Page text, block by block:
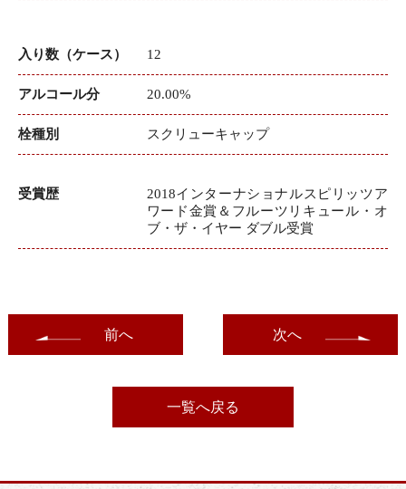
入り数（ケース） 12
アルコール分 20.00%
栓種別 スクリューキャップ
受賞歴
2018インターナショナルスピリッツア
ワード金賞＆フルーツリキュール・オ
ブ・ザ・イヤー ダブル受賞
前へ
一覧へ戻る
次へ